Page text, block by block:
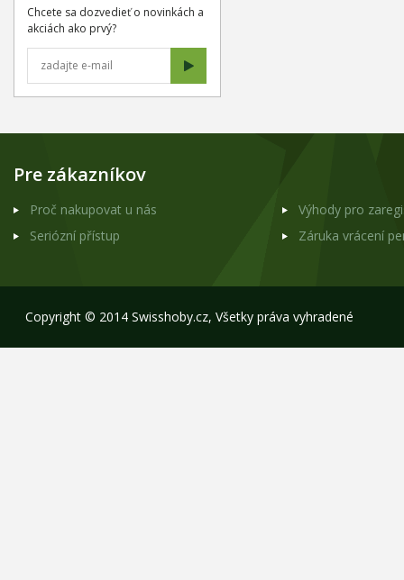
Chcete sa dozvedieť o novinkách a
akciách ako prvý?
Pre zákazníkov
Proč nakupovat u nás
Výhody pro
Seriózní přístup
Záruka vrácení
Copyright © 2014 Swisshoby.cz, Všetky práva vyhradené